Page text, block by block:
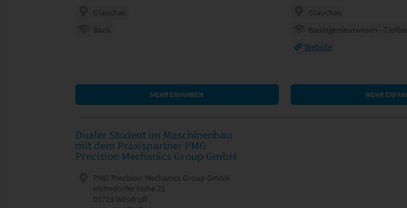
Glauchau
Bank
MEHR ERFAHREN
Glauchau
Bauingenieurwesen -
Website
MEHR
Dualer Student im Maschinenbau
mit dem Praxispartner PMG
Precision Mechanics Group GmbH
PMG Precision Mechanics Group GmbH
Hühndorfer Höhe 21
01723 Wilsdruff